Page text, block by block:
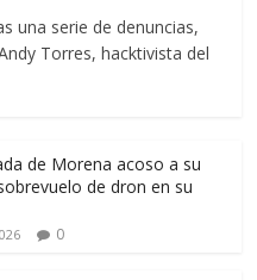
una serie de denuncias,
Torres, hacktivista del
de Morena acoso a su
de dron en su
0